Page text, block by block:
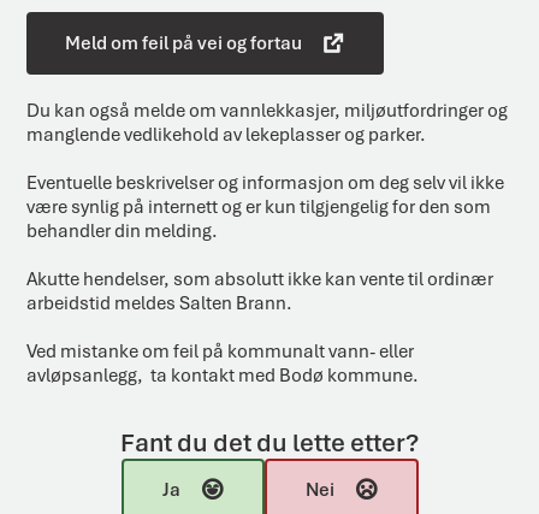
Meld om feil på vei og fortau
Du kan også melde om vannlekkasjer, miljøutfordringer og
manglende vedlikehold av lekeplasser og parker.
Eventuelle beskrivelser og informasjon om deg selv vil ikke
være synlig på internett og er kun tilgjengelig for den som
behandler din melding.
Akutte hendelser, som absolutt ikke kan vente til ordinær
arbeidstid meldes Salten Brann.
Ved mistanke om feil på kommunalt vann- eller
avløpsanlegg, ta kontakt med Bodø kommune.
Fant du det du lette etter?
Ja Nei